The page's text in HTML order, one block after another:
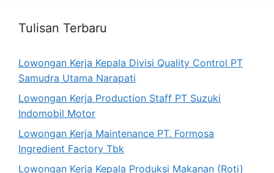
Tulisan Terbaru
Lowongan Kerja Kepala Divisi Quality Control PT
Samudra Utama Narapati
Lowongan Kerja Production Staff PT Suzuki
Indomobil Motor
Lowongan Kerja Maintenance PT. Formosa
Ingredient Factory Tbk
Lowongan Kerja Kepala Produksi Makanan (Roti)